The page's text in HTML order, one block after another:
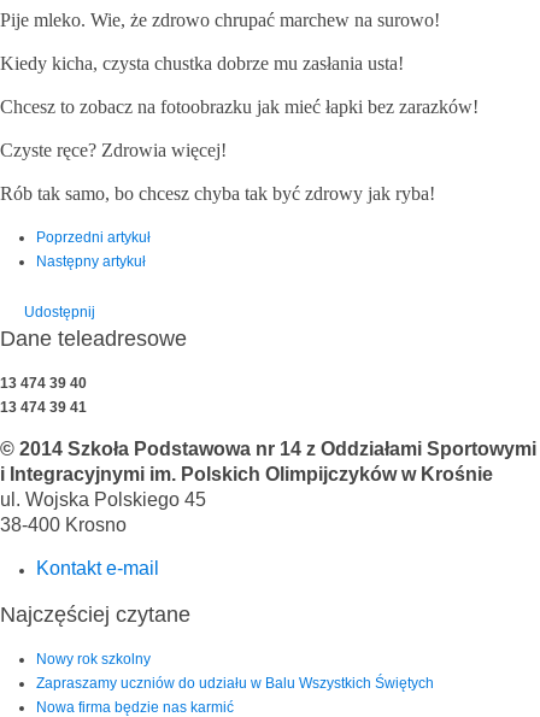
Pije mleko. Wie, że zdrowo chrupać marchew na surowo!
Kiedy kicha, czysta chustka dobrze mu zasłania usta!
Chcesz to zobacz na fotoobrazku jak mieć łapki bez zarazków!
Czyste ręce? Zdrowia więcej!
Rób tak samo, bo chcesz chyba tak być zdrowy jak ryba!
Poprzedni artykuł
Następny artykuł
Udostępnij
Dane teleadresowe
13 474 39 40
13 474 39 41
© 2014 Szkoła Podstawowa nr 14 z Oddziałami Sportowymi
i Integracyjnymi im. Polskich Olimpijczyków w Krośnie
ul. Wojska Polskiego 45
38-400 Krosno
Kontakt e-mail
Najczęściej czytane
Nowy rok szkolny
Zapraszamy uczniów do udziału w Balu Wszystkich Świętych
Nowa firma będzie nas karmić